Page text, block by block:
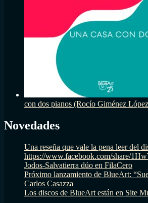
con dos pianos (Rocío Giménez
Novedades
Una reseña que vale la pena leer del
https://www.facebook.com/share/
Jodos-Salvatierra dúo en FilaCero
Próximo lanzamiento de BlueArt:
Carlos Casazza
Los discos de BlueArt están en Site